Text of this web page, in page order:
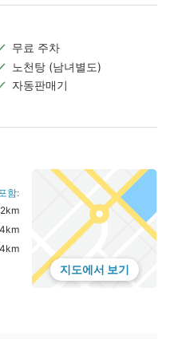
무료 주차
노천탕 (남녀별도)
자동판매기
함:
지도에서 보기